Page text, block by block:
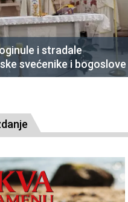
i stradale
svećenike i bogoslove